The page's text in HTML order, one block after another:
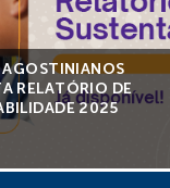
AGOSTINIANOS
RELATÓRIO DE
2025